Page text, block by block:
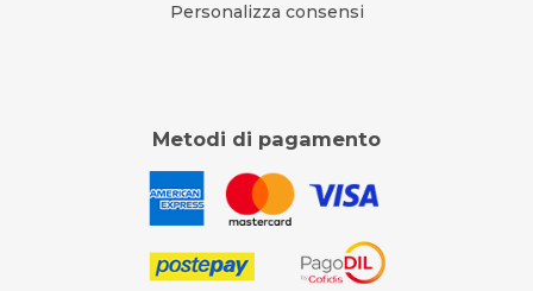
Personalizza consensi
Metodi di pagamento